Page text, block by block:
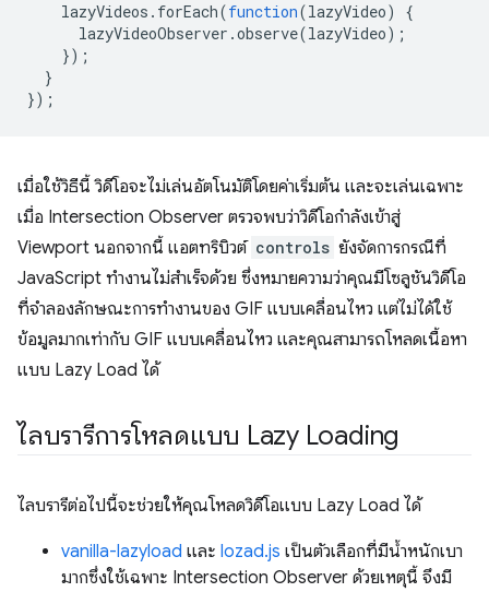
lazyVideos . forEach(function(lazyVideo)
{
lazyVideoObserver .observe(lazyVideo);
});
}
});
เมื่อใช้วิธีนี้ วิดีโอจะไม่เล่นอัตโนมัติโดยค่าเริ่มต้น และจะเล่นเฉพาะ
เมื่อ Intersection Observer ตรวจพบว่าวิดีโอกำลังเข้าสู่
Viewport นอกจากนี้ แอตทริบิวต์ controls ยังจัดการกรณีที่
JavaScript ทำงานไม่สำเร็จด้วย ซึ่งหมายความว่าคุณมีโซลูชันวิดีโอ
ที่จำลองลักษณะการทำงานของ GIF แบบเคลื่อนไหว แต่ไม่ได้ใช้
ข้อมูลมากเท่ากับ GIF แบบเคลื่อนไหว และคุณสามารถโหลดเนื้อหา
แบบ Lazy Load ได้
ไลบรารีการโหลดแบบ Lazy Loading
ไลบรารีต่อไปนี้จะช่วยให้คุณโหลดวิดีโอแบบ Lazy Load ได้
vanilla-lazyload และ lozad.js เป็นตัวเลือกที่มีน้ำหนักเบา
มากซึ่งใช้เฉพาะ Intersection Observer ด้วยเหตุนี้ จึงมี